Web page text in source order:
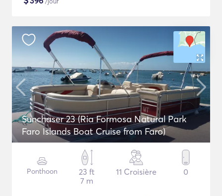
Sunchaser 23 (Ria Formosa Natural Park
Faro Islands Boat Cruise from Faro)
Ponthoon
23 ft
7 m
11 Croisière 0